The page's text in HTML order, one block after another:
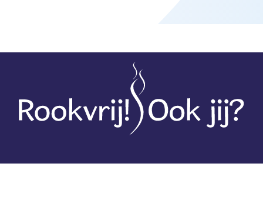
Ons programma
Stoppen met roken
Stoppen met vapen